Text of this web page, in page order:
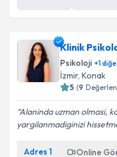
Klinik
Psikoloji diğer
İzmir,Konak
(
Alaninda uzman olmasi,
yargilanmadiginizi